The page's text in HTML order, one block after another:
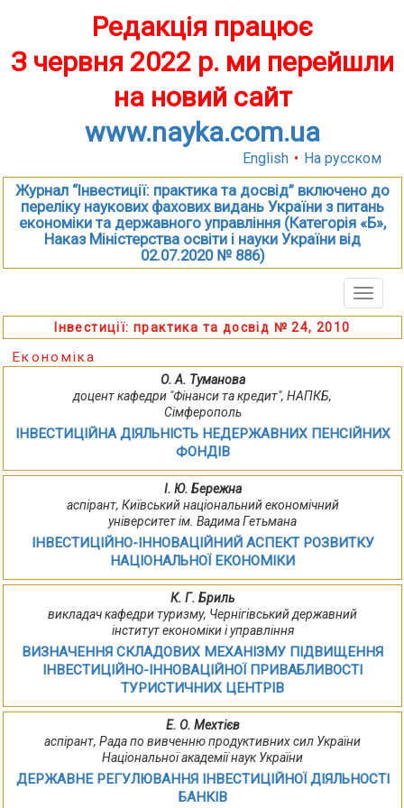
Редакція працює
З червня 2022 р. ми перейшли
на новий сайт
www.nayka.com.ua
English • На русском
Журнал “Інвестиції: практика та досвід” включено до
переліку наукових фахових видань України з питань
економіки та державного управління (Категорія «Б»,
Наказ Міністерства освіти і науки України від
02.07.2020 № 886)
Toggle
Інвестиції: практика та досвід № 24, 2010
Економіка
О. А. Туманова
доцент кафедри "Фінанси та кредит", НАПКБ,
Сімферополь
ІНВЕСТИЦІЙНА ДІЯЛЬНІСТЬ НЕДЕРЖАВНИХ ПЕНСІЙНИХ
ФОНДІВ
І. Ю. Бережна
аспірант, Київський національний економічний
університет ім. Вадима Гетьмана
ІНВЕСТИЦІЙНО-ІННОВАЦІЙНИЙ АСПЕКТ РОЗВИТКУ
НАЦІОНАЛЬНОЇ ЕКОНОМІКИ
К. Г. Бриль
викладач кафедри туризму, Чернігівський державний
інститут економіки і управління
ВИЗНАЧЕННЯ СКЛАДОВИХ МЕХАНІЗМУ ПІДВИЩЕННЯ
ІНВЕСТИЦІЙНО-ІННОВАЦІЙНОЇ ПРИВАБЛИВОСТІ
ТУРИСТИЧНИХ ЦЕНТРІВ
Е. О. Мехтієв
аспірант, Рада по вивченню продуктивних сил України
Національної академії наук України
ДЕРЖАВНЕ РЕГУЛЮВАННЯ ІНВЕСТИЦІЙНОЇ ДІЯЛЬНОСТІ
БАНКІВ